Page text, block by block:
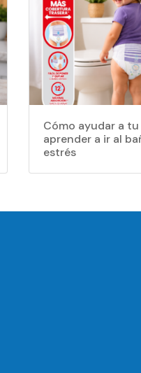
Cómo ayudar a tu
aprender a ir al
estrés